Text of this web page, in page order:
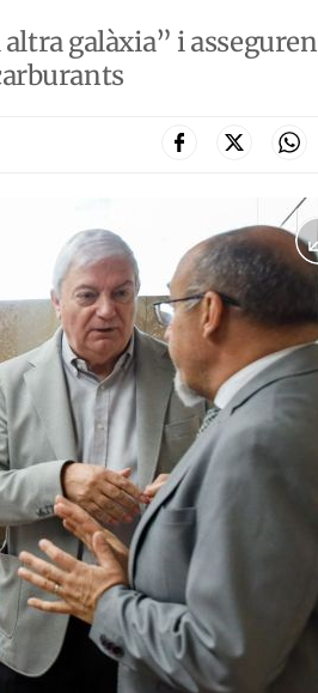
galàxia” i asseguren